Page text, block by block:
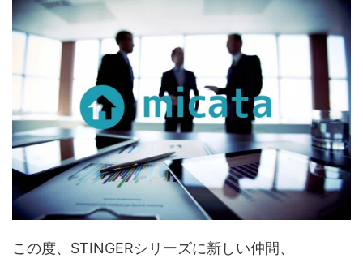
この度、STINGERシリーズに新しい仲間、